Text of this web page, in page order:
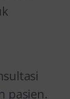
pasien.